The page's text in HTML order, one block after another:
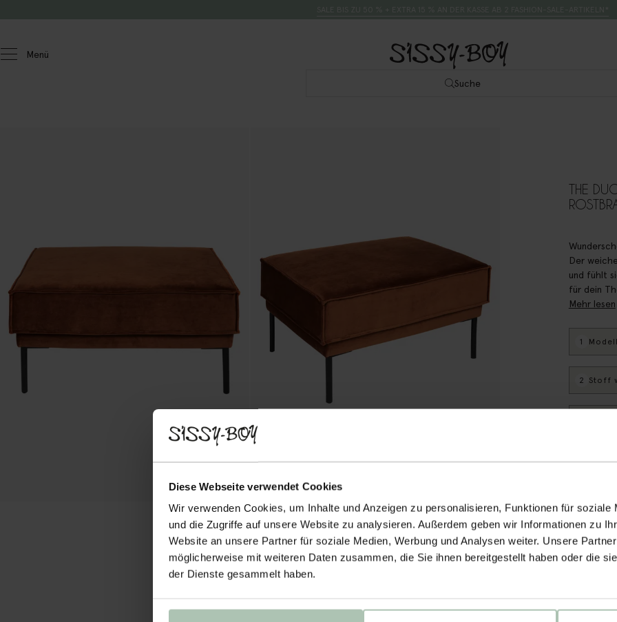
Diese Webseite verwendet Cookies
Wir verwenden Cookies, um Inhalte und Anzeigen zu personalisieren, Funktionen für soziale
und die Zugriffe auf unsere Website zu analysieren. Außerdem geben wir Informationen zu
Website an unsere Partner für soziale Medien, Werbung und Analysen weiter. Unsere
möglicherweise mit weiteren Daten zusammen, die Sie ihnen bereitgestellt haben oder die
der Dienste gesammelt haben.
Menü
Suche
THE
Der
und fühlt
für dein
Mehr lesen
1
2 Stoff
CBW-
Wir
Wir
Alles